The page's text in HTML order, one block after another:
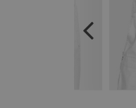
Previous